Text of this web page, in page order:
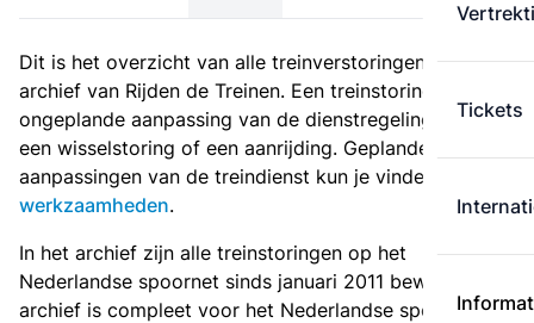
Tickets
Dit is het overzicht van alle treinverstoringen in het
archief van Rijden de Treinen. Een treinstoring is een
ongeplande aanpassing van de dienstregeling, zoals
een wisselstoring of een aanrijding. Geplande
aanpassingen van de treindienst kun je vinden bij de
werkzaamheden.
In het archief zijn alle treinstoringen op het
Nederlandse spoornet sinds januari 2011 bewaard. Het
archief is compleet voor het Nederlandse spoor: het